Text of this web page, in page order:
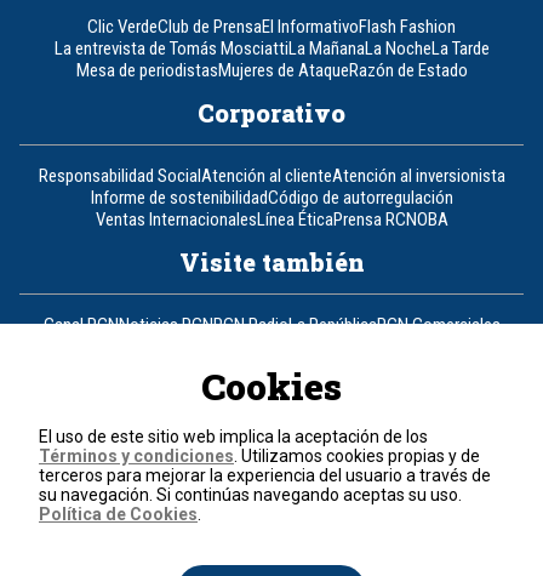
Clic VerdeClub de PrensaEl InformativoFlash Fashion
La entrevista de Tomás MosciattiLa MañanaLa NocheLa Tarde
Mesa de periodistasMujeres de AtaqueRazón de Estado
Corporativo
Responsabilidad SocialAtención al clienteAtención al inversionista
Informe de sostenibilidadCódigo de autorregulación
Ventas InternacionalesLínea ÉticaPrensa RCNOBA
Visite también
Canal RCNNoticias RCNRCN RadioLa RepúblicaRCN Comerciales
Un producto de RCN Televisión
Contáctenos
Teléfono+57 (601) 426 92 92
Cookies
El uso de este sitio web implica la aceptación de los
Términos y condiciones . Utilizamos cookies propias y de
terceros para mejorar la experiencia del usuario a través de
su navegación. Si continúas navegando aceptas su uso.
Política de Cookies